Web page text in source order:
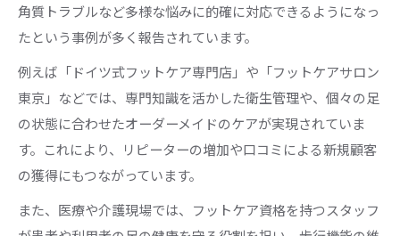
角質トラブルなど多様な悩みに的確に対応できるようになっ
たという事例が多く報告されています。
例えば「ドイツ式フットケア専門店」や「フットケアサロン
東京」などでは、専門知識を活かした衛生管理や、個々の足
の状態に合わせたオーダーメイドのケアが実現されていま
す。これにより、リピーターの増加や口コミによる新規顧客
の獲得にもつながっています。
また、医療や介護現場では、フットケア資格を持つスタッフ